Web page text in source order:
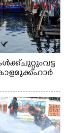
ചുറ്റും വട്ട
ഹാർ